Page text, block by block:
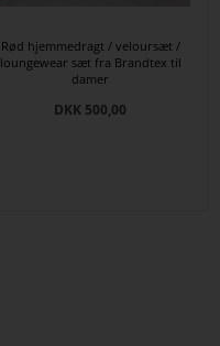
Rød hjemmedragt / veloursæt /
loungewear sæt fra Brandtex til
damer
DKK 500,00